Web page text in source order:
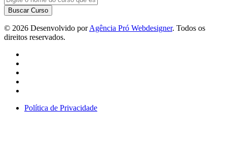
Buscar Curso
© 2026 Desenvolvido porAgência Pró Webdesigner. Todos os
direitos reservados.
Política de Privacidade